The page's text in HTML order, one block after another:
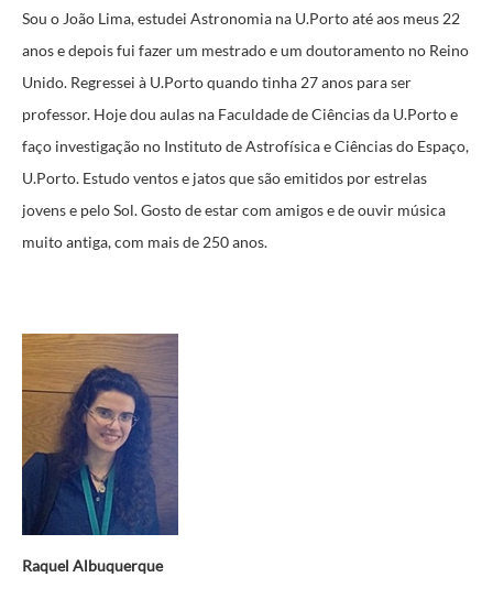
Sou o João Lima, estudei Astronomia na U.Porto até aos meus 22
anos e depois fui fazer um mestrado e um doutoramento no Reino
Unido. Regressei à U.Porto quando tinha 27 anos para ser
professor. Hoje dou aulas na Faculdade de Ciências da U.Porto e
faço investigação no Instituto de Astrofísica e Ciências do Espaço,
U.Porto. Estudo ventos e jatos que são emitidos por estrelas
jovens e pelo Sol. Gosto de estar com amigos e de ouvir música
muito antiga, com mais de 250 anos.
Raquel Albuquerque